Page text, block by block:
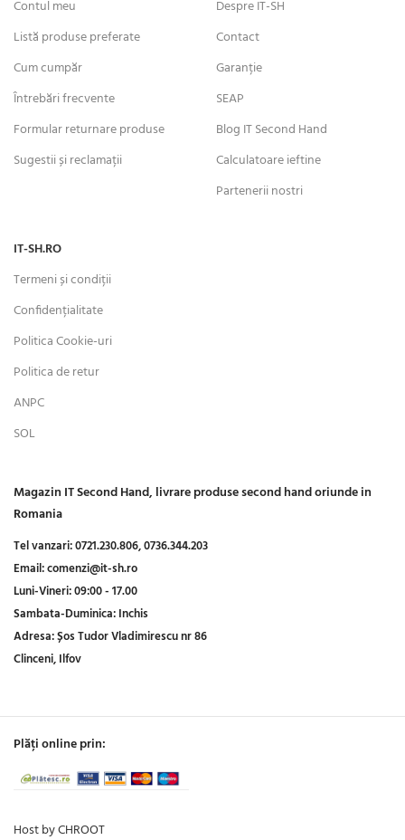
Contul meu
Listă produse preferate
Cum cumpăr
Întrebări frecvente
Formular returnare produse
Sugestii și reclamații
Despre IT-SH
Contact
Garanție
SEAP
Blog IT Second Hand
Calculatoare ieftine
Partenerii nostri
IT-SH.RO
Termeni și condiții
Confidențialitate
Politica Cookie-uri
Politica de retur
ANPC
SOL
Magazin IT Second Hand, livrare produse second hand oriunde in
Romania
Tel vanzari:0721.230.806,0736.344.203
Email:comenzi@it-sh.ro
Luni-Vineri:09:00 - 17.00
Sambata-Duminica:Inchis
Adresa:Șos Tudor Vladimirescu nr 86
Clinceni, Ilfov
Plăți online prin:
Host by CHROOT